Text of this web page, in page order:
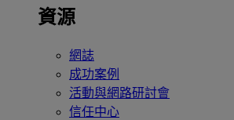
資源
網誌
成功案例
活動與網路研討會
信任中心